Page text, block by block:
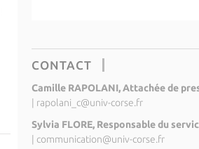
CONTACT
Camille RAPOLANI, Attachée de
rapolani_c@univ-corse.fr
Sylvia FLORE, Responsable du
communication@univ-corse.fr